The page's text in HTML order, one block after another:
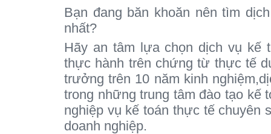
Bạn đang băn khoăn nên tìm
nhất?
Hãy an tâm lựa chọn dịch vụ kế
thực hành trên chứng từ thực tế
trưởng trên 10 năm kinh
trong những trung tâm đào tạo kế
nghiệp vụ kế toán thực tế chuyên
doanh nghiệp.